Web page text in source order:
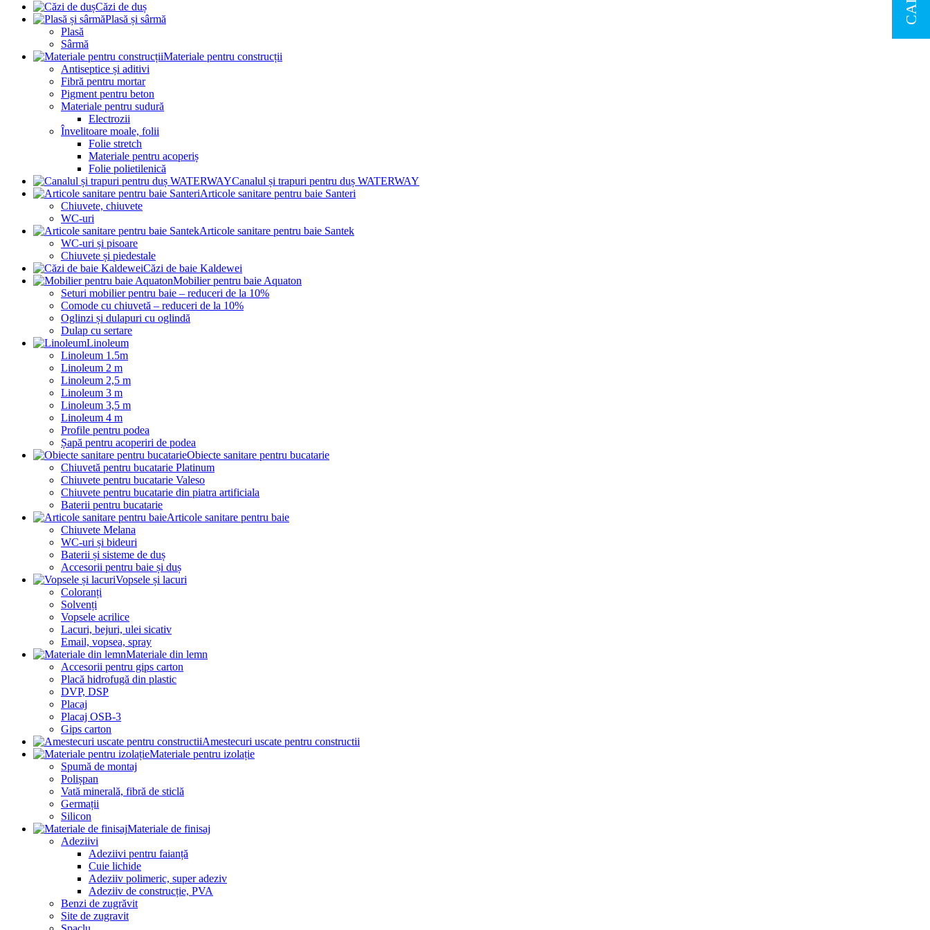
Căzi de duș
Plasă și sârmă
Plasă
Sârmă
Materiale pentru construcții
Antiseptice și aditivi
Fibră pentru mortar
Pigment pentru beton
Materiale pentru sudură
Electrozii
Învelitoare moale, folii
Folie stretch
Materiale pentru acoperiș
Folie polietilenică
Canalul și trapuri pentru duș WATERWAY
Articole sanitare pentru baie Santeri
Chiuvete, chiuvete
WC-uri
Articole sanitare pentru baie Santek
WC-uri și pisoare
Chiuvete și piedestale
Căzi de baie Kaldewei
Mobilier pentru baie Aquaton
Seturi mobilier pentru baie – reduceri de la 10%
Comode cu chiuvetă – reduceri de la 10%
Oglinzi și dulapuri cu oglindă
Dulap cu sertare
Linoleum
Linoleum 1.5m
Linoleum 2 m
Linoleum 2,5 m
Linoleum 3 m
Linoleum 3,5 m
Linoleum 4 m
Profile pentru podea
Șapă pentru acoperiri de podea
Obiecte sanitare pentru bucatarie
Chiuvetă pentru bucatarie Platinum
Chiuvete pentru bucatarie Valeso
Chiuvete pentru bucatarie din piatra artificiala
Baterii pentru bucatarie
Articole sanitare pentru baie
Chiuvete Melana
WC-uri și bideuri
Baterii și sisteme de duș
Accesorii pentru baie și duș
Vopsele și lacuri
Coloranți
Solvenți
Vopsele acrilice
Lacuri, bejuri, ulei sicativ
Email, vopsea, spray
Materiale din lemn
Accesorii pentru gips carton
Placă hidrofugă din plastic
DVP, DSP
Placaj
Placaj OSB-3
Gips carton
Amestecuri uscate pentru constructii
Materiale pentru izolație
Spumă de montaj
Polișpan
Vată minerală, fibră de sticlă
Germații
Silicon
Materiale de finisaj
Adeziivi
Adeziivi pentru faianță
Cuie lichide
Adeziiv polimeric, super adeziv
Adeziiv de construcție, PVA
Benzi de zugrăvit
Site de zugravit